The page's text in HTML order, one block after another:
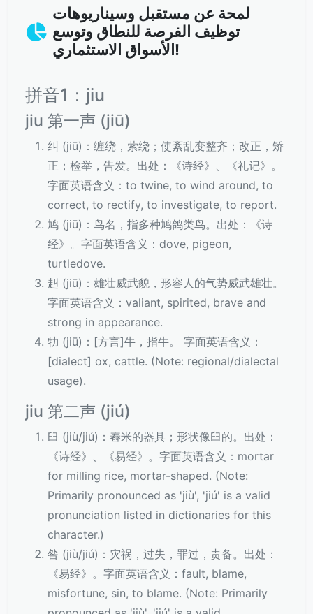
لمحة عن مستقبل وسيناريوهات
توظيف الفرصة للنطاق وتوسع
الأسواق الاستثماري!
拼音1：jiu
jiu 第一声 (jiū)
纠 (jiū)：缠绕，萦绕；使紊乱变整齐；改正，矫
正；检举，告发。出处：《诗经》、《礼记》。
字面英语含义：to twine, to wind around, to
correct, to rectify, to investigate, to report.
鸠 (jiū)：鸟名，指多种鸠鸽类鸟。出处：《诗
经》。字面英语含义：dove, pigeon,
turtledove.
赳 (jiū)：雄壮威武貌，形容人的气势威武雄壮。
字面英语含义：valiant, spirited, brave and
strong in appearance.
牞 (jiū)：[方言]牛，指牛。 字面英语含义：
[dialect] ox, cattle. (Note: regional/dialectal
usage).
jiu 第二声 (jiú)
臼 (jiù/jiú)：舂米的器具；形状像臼的。出处：
《诗经》、《易经》。字面英语含义：mortar
for milling rice, mortar-shaped. (Note:
Primarily pronounced as 'jiù', 'jiú' is a valid
pronunciation listed in dictionaries for this
character.)
咎 (jiù/jiú)：灾祸，过失，罪过，责备。出处：
《易经》。字面英语含义：fault, blame,
misfortune, sin, to blame. (Note: Primarily